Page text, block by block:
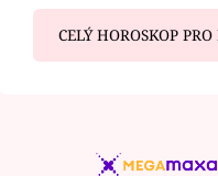
CELÝ HOROSKOP